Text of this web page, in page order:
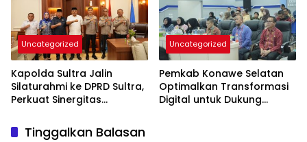
Uncategorized
Kapolda Sultra Jalin
Silaturahmi ke DPRD Sultra,
Perkuat Sinergitas
Kemajuan Daerah
Uncategorized
Pemkab Konawe Selatan
Optimalkan Transformasi
Digital untuk Dukung
Tinggalkan Balasan